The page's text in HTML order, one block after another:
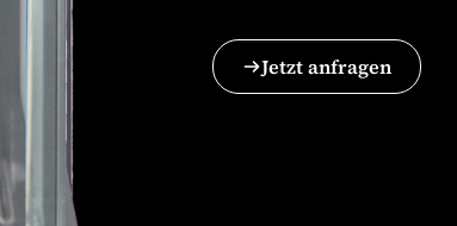
Jetzt anfragen